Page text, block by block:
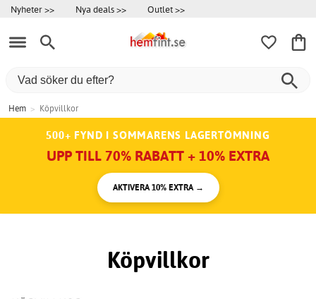
Nyheter >> Nya deals >> Outlet >>
Hem > Köpvillkor
500+ FYND I SOMMARENS LAGERTÖMNING
UPP TILL 70% RABATT + 10% EXTRA
AKTIVERA 10% EXTRA →
Köpvillkor